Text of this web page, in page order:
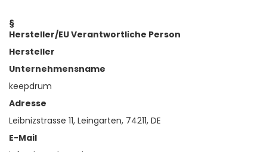
§
Hersteller/EU Verantwortliche Person
Hersteller
Unternehmensname
keepdrum
Adresse
Leibnizstrasse 11, Leingarten, 74211, DE
E-Mail